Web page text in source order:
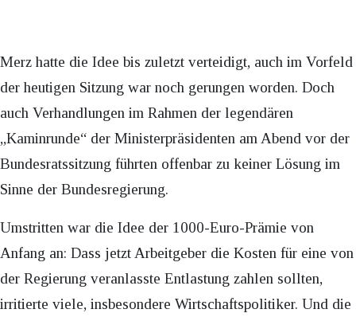
Merz hatte die Idee bis zuletzt verteidigt, auch im Vorfeld
der heutigen Sitzung war noch gerungen worden. Doch
auch Verhandlungen im Rahmen der legendären
„Kaminrunde“ der Ministerpräsidenten am Abend vor der
Bundesratssitzung führten offenbar zu keiner Lösung im
Sinne der Bundesregierung.
Umstritten war die Idee der 1000-Euro-Prämie von
Anfang an: Dass jetzt Arbeitgeber die Kosten für eine von
der Regierung veranlasste Entlastung zahlen sollten,
irritierte viele, insbesondere Wirtschaftspolitiker. Und die